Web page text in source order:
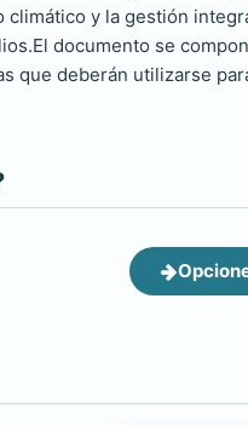
climático y la gestión
documento se
que deberán utilizarse